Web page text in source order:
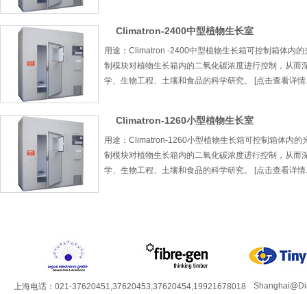
Climatron-2400中型植物生长室
用途：Climatron -2400中型植物生长箱可控制箱体内
制模块对植物生长箱内的二氧化碳浓度进行控制，从
学、生物工程、土壤和食品的科学研究。 [点击查看详情
Climatron-1260小型植物生长室
用途：Climatron-1260小型植物生长箱可控制箱体内
制模块对植物生长箱内的二氧化碳浓度进行控制，从
学、生物工程、土壤和食品的科学研究。 [点击查看详情
上海电话：021-37620451,37620453,37620454,19921678018